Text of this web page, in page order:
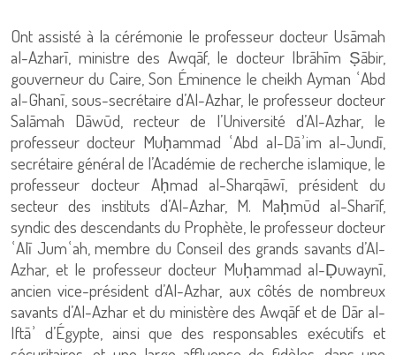
Ont assisté à la cérémonie le professeur docteur Usāmah
al-Azharī, ministre des Awqāf, le docteur Ibrāhīm Ṣābir,
gouverneur du Caire, Son Éminence le cheikh Ayman ʿAbd
al-Ghanī, sous-secrétaire d’Al-Azhar, le professeur docteur
Salāmah Dāwūd, recteur de l’Université d’Al-Azhar, le
professeur docteur Muḥammad ʿAbd al-Dāʾim al-Jundī,
secrétaire général de l’Académie de recherche islamique, le
professeur docteur Aḥmad al-Sharqāwī, président du
secteur des instituts d’Al-Azhar, M. Maḥmūd al-Sharīf,
syndic des descendants du Prophète, le professeur docteur
ʿAlī Jumʿah, membre du Conseil des grands savants d’Al-
Azhar, et le professeur docteur Muḥammad al-Ḍuwaynī,
ancien vice-président d’Al-Azhar, aux côtés de nombreux
savants d’Al-Azhar et du ministère des Awqāf et de Dār al-
Iftāʾ d’Égypte, ainsi que des responsables exécutifs et